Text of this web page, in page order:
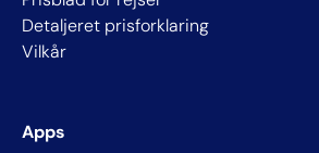
Detaljeret prisforklaring
Vilkår
Apps